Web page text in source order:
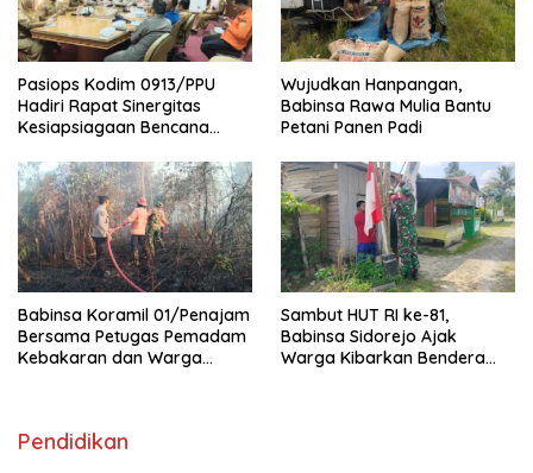
Pasiops Kodim 0913/PPU
Hadiri Rapat Sinergitas
Kesiapsiagaan Bencana
Wujudkan Hanpangan,
Babinsa Rawa Mulia Bantu
Petani Panen Padi
Babinsa Koramil 01/Penajam
Bersama Petugas Pemadam
Kebakaran dan Warga
Sambut HUT RI ke-81,
Babinsa Sidorejo Ajak
Warga Kibarkan Bendera
Pendidikan